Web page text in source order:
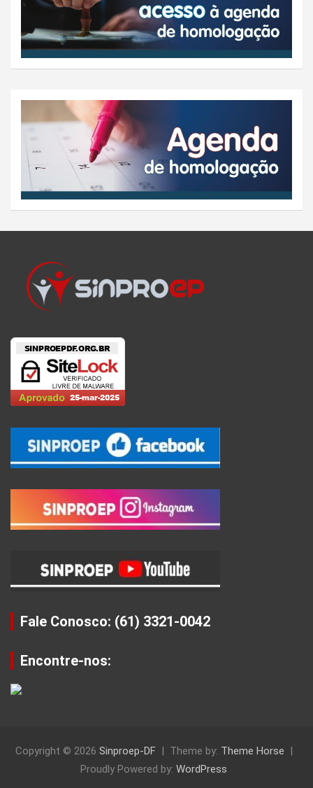
Fale Conosco: (61) 3321-0042
Encontre-nos:
Copyright © 2026 Sinproep-DF Theme by: Theme Horse
Proudly Powered by: WordPress